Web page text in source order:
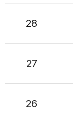
28
27
26